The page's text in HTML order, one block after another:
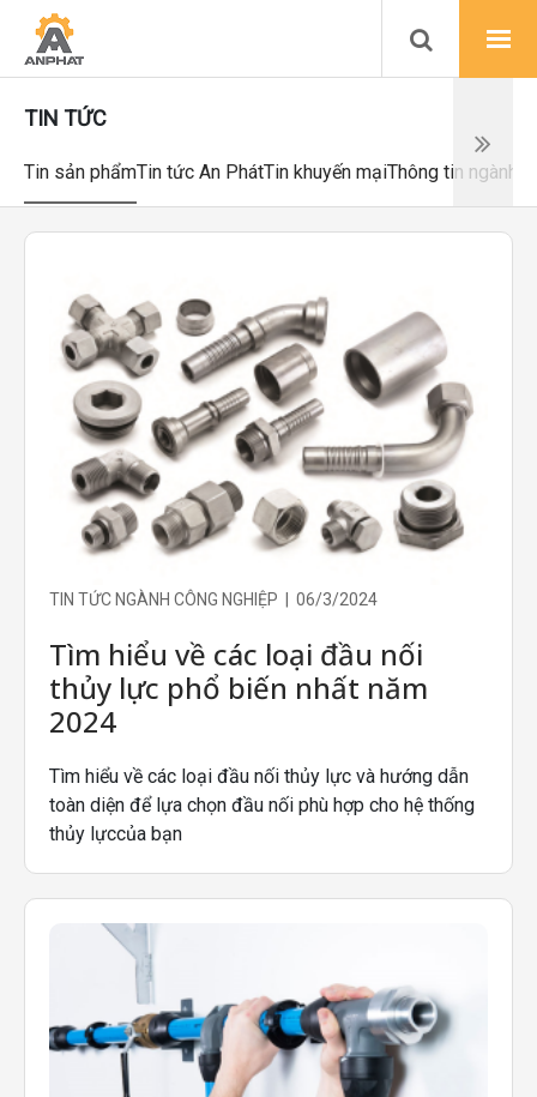
TIN TỨC
Tin sản phẩmTin tức An PhátTin khuyến mạiThông tin ngành
TIN TỨC NGÀNH CÔNG NGHIỆP | 06/3/2024
Tìm hiểu về các loại đầu nối
thủy lực phổ biến nhất năm
2024
Tìm hiểu về các loại đầu nối thủy lực và hướng dẫn
toàn diện để lựa chọn đầu nối phù hợp cho hệ thống
thủy lựccủa bạn